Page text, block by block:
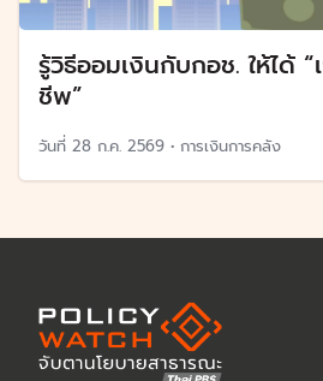
รู้วิธีออมเงินกับกอช. ให้ได้
ชีพ”
วันที่ 28 ก.ค. 2569 • การเงินการคลัง